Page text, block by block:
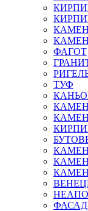
ФАГОТ
ТУФ